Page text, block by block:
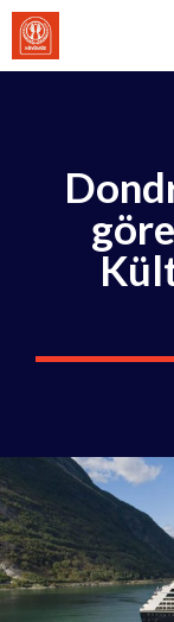
İçeriğe
atla